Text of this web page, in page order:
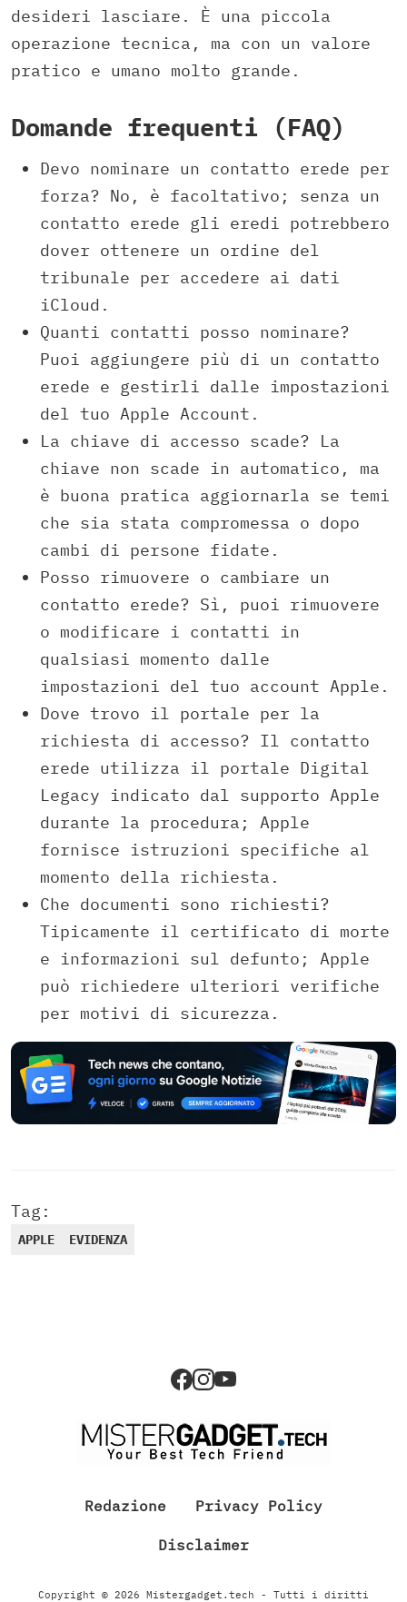
desideri lasciare. È una piccola
operazione tecnica, ma con un valore
pratico e umano molto grande.
Domande frequenti (FAQ)
Devo nominare un contatto erede per
forza? No, è facoltativo; senza un
contatto erede gli eredi potrebbero
dover ottenere un ordine del
tribunale per accedere ai dati
iCloud.
Quanti contatti posso nominare?
Puoi aggiungere più di un contatto
erede e gestirli dalle impostazioni
del tuo Apple Account.
La chiave di accesso scade? La
chiave non scade in automatico, ma
è buona pratica aggiornarla se temi
che sia stata compromessa o dopo
cambi di persone fidate.
Posso rimuovere o cambiare un
contatto erede? Sì, puoi rimuovere
o modificare i contatti in
qualsiasi momento dalle
impostazioni del tuo account Apple.
Dove trovo il portale per la
richiesta di accesso? Il contatto
erede utilizza il portale Digital
Legacy indicato dal supporto Apple
durante la procedura; Apple
fornisce istruzioni specifiche al
momento della richiesta.
Che documenti sono richiesti?
Tipicamente il certificato di morte
e informazioni sul defunto; Apple
può richiedere ulteriori verifiche
per motivi di sicurezza.
Tag:
APPLE EVIDENZA
Redazione Privacy Policy
Disclaimer
Copyright © 2026 Mistergadget.tech - Tutti i diritti